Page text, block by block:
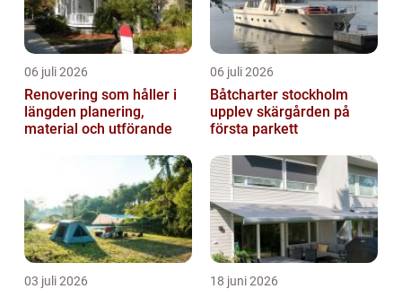
06 juli 2026
Renovering som håller i
längden planering,
material och utförande
06 juli 2026
Båtcharter stockholm
upplev skärgården på
första parkett
03 juli 2026 18 juni 2026